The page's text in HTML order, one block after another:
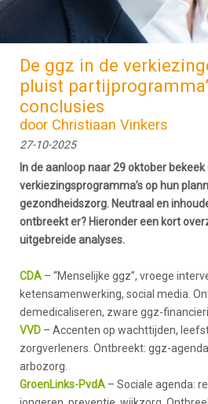
De ggz in de
pluist
conclusies
door Christiaan Vinkers
27-10-2025
In de aanloop naar 29 oktober
verkiezingsprogramma’s op hun
gezondheidszorg. Neutraal en
ontbreekt er? Hieronder een kort
uitgebreide analyses.
CDA – “Menselijke ggz”, vroege
ketensamenwerking, social media.
demedicaliseren, zware ggz-
VVD – Accenten op wachttijden,
zorgverleners. Ontbreekt: ggz-
arbozorg.
GroenLinks-PvdA – Sociale agenda: